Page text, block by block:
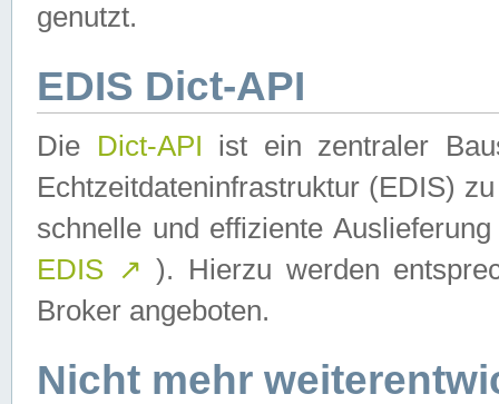
genutzt.
EDIS Dict-API
Die Dict-API ist ein zentraler
Echtzeitdateninfrastruktur (EDIS)
schnelle und effiziente
EDIS ↗ ). Hierzu werden
Broker angeboten.
Nicht mehr